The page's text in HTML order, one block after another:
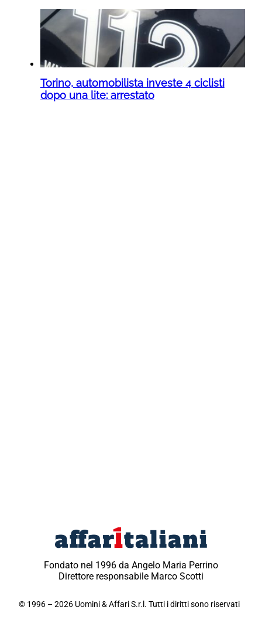
Torino, automobilista investe 4 ciclisti
dopo una lite: arrestato
Fondato nel 1996 da Angelo Maria Perrino
Direttore responsabile Marco Scotti
© 1996 – 2026 Uomini & Affari S.r.l. Tutti i diritti sono riservati